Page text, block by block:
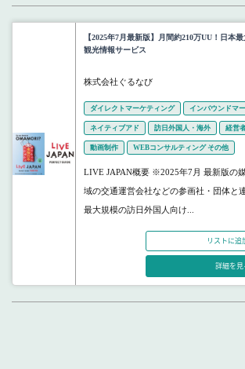
【2025年7月最新版】月間約210万UU！日本
観光情報サービス
株式会社ぐるなび
ダイレクトマーケティング インバウンドマ
ネイティブアド 訪日外国人・海外 経営
動画制作 WEBコンサルティング その他
LIVE JAPAN概要 ※2025年7月 最新版の
域の交通運営会社などの参画社・団体と
最大規模の訪日外国人向け...
リストに追
詳細を見